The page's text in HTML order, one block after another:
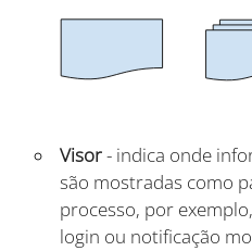
Visor- indica onde
são mostradas como
processo, por
login ou notificação